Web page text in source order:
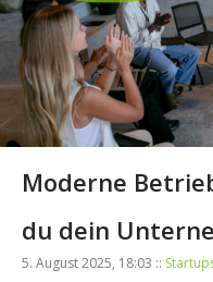
Moderne
du dein
5. August 2025, 18:03 ::